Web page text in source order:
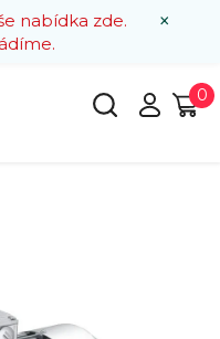
×
nabídka zde.
0